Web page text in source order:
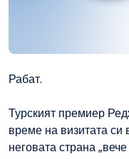
Рабат.
Турският премиер
време на визитата си
неговата страна